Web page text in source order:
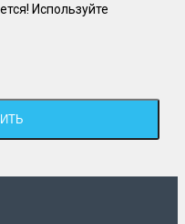
Используйте